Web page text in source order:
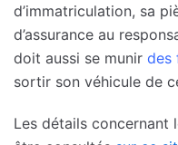
d’immatriculation, sa
d’assurance au
doit aussi se munir des
sortir son véhicule de
Les détails concernant